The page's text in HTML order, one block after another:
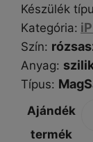
Készülék
Kategória:
Szín:
Anyag:
Típus:
Ajándék
termék